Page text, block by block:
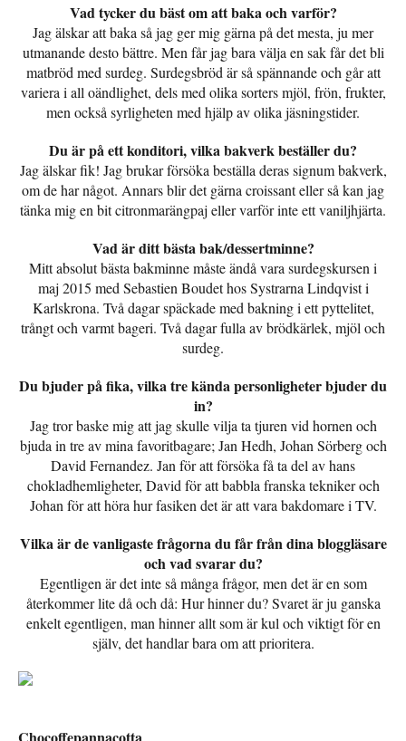
Vad tycker du bäst om att baka och varför?
Jag älskar att baka så jag ger mig gärna på det mesta, ju mer
utmanande desto bättre. Men får jag bara välja en sak får det bli
matbröd med surdeg. Surdegsbröd är så spännande och går att
variera i all oändlighet, dels med olika sorters mjöl, frön, frukter,
men också syrligheten med hjälp av olika jäsningstider.
Du är på ett konditori, vilka bakverk beställer du?
Jag älskar fik! Jag brukar försöka beställa deras signum bakverk,
om de har något. Annars blir det gärna croissant eller så kan jag
tänka mig en bit citronmarängpaj eller varför inte ett vaniljhjärta.
Vad är ditt bästa bak/dessertminne?
Mitt absolut bästa bakminne måste ändå vara surdegskursen i
maj 2015 med Sebastien Boudet hos Systrarna Lindqvist i
Karlskrona. Två dagar späckade med bakning i ett pyttelitet,
trångt och varmt bageri. Två dagar fulla av brödkärlek, mjöl och
surdeg.
Du bjuder på fika, vilka tre kända personligheter bjuder du
in?
Jag tror baske mig att jag skulle vilja ta tjuren vid hornen och
bjuda in tre av mina favoritbagare; Jan Hedh, Johan Sörberg och
David Fernandez. Jan för att försöka få ta del av hans
chokladhemligheter, David för att babbla franska tekniker och
Johan för att höra hur fasiken det är att vara bakdomare i TV.
Vilka är de vanligaste frågorna du får från dina bloggläsare
och vad svarar du?
Egentligen är det inte så många frågor, men det är en som
återkommer lite då och då: Hur hinner du? Svaret är ju ganska
enkelt egentligen, man hinner allt som är kul och viktigt för en
själv, det handlar bara om att prioritera.
Chocoffepannacotta